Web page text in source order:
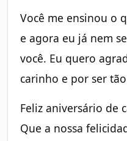
Você me ensinou o
e agora eu já nem
você. Eu quero
carinho e por ser
Feliz aniversário de
Que a nossa